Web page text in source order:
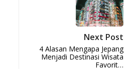
Next Post
4 Alasan Mengapa Jepang
Menjadi Destinasi Wisata
Favorit…